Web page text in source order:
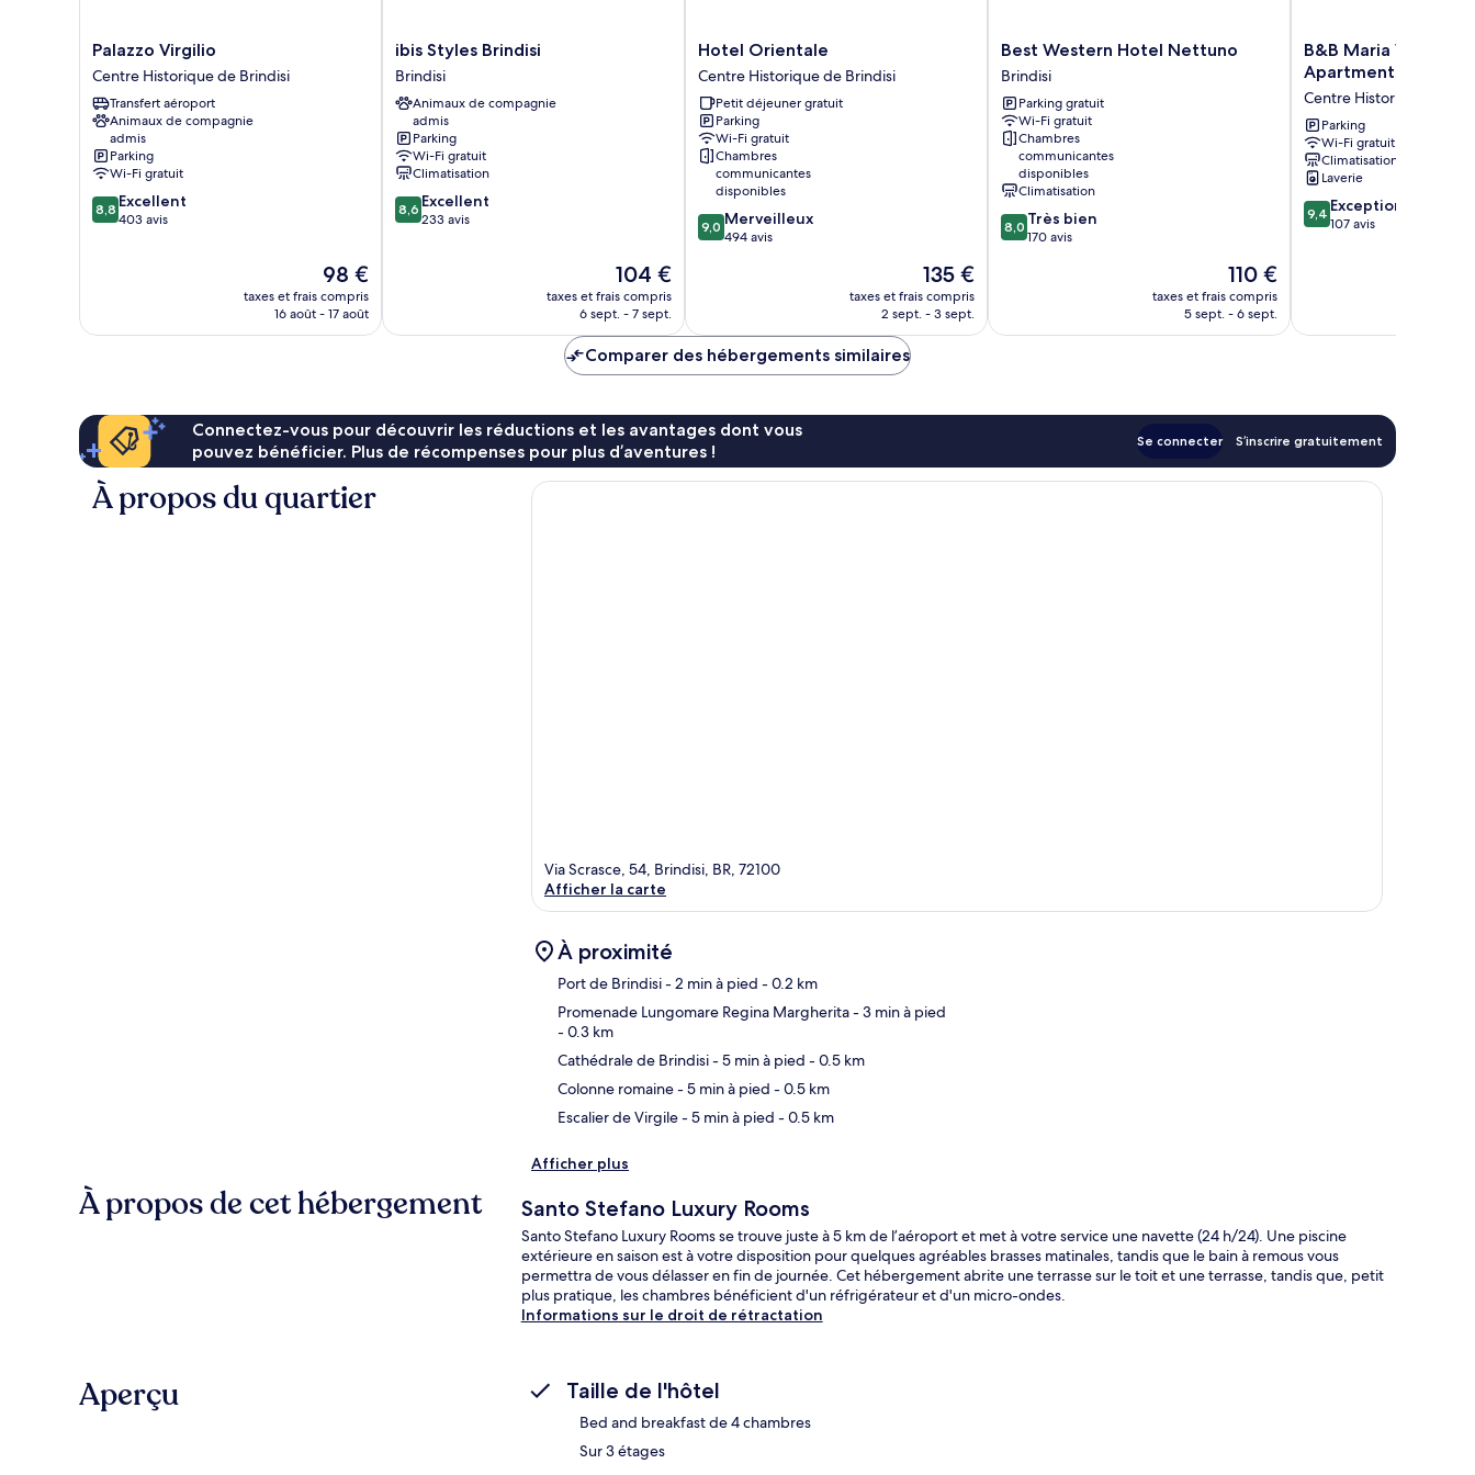
Palazzo
Virgilio
Centre
Historique
de
Brindisi
Palazzo Virgilio
Centre Historique de Brindisi
Transfert aéroport
Animaux de compagnie
admis
Parking
Wi-Fi gratuit
8.8
sur
8,8 Excellent
403 avis
Le
nouveau
prix
98 €
taxes et frais compris
16 août - 17 août
ibis
Styles
Brindisi
Brindisi
ibis Styles Brindisi
Brindisi
Animaux de compagnie
admis
Parking
Wi-Fi gratuit
Climatisation
8.6
sur
8,6 Excellent
233 avis
Le
nouveau
prix
de
104 €
104 €
taxes et frais compris
6 sept. - 7 sept.
Hotel
Orientale
Centre
Historique
de
Brindisi
Hotel Orientale
Centre Historique de Brindisi
Petit déjeuner gratuit
Parking
Wi-Fi gratuit
Chambres
communicantes
disponibles
9.0
sur
9,0 Merveilleux
494 avis
Le
nouveau
prix
135 €
taxes et frais compris
2 sept. - 3 sept.
Best
Western
Hotel
Nettuno
Brindisi
Best Western Hotel Nettuno
Brindisi
Parking gratuit
Wi-Fi gratuit
Chambres
communicantes
disponibles
Climatisation
8.0
sur
8,0 Très bien
170 avis
Le
nouveau
prix
110 €
taxes et frais compris
5 sept. - 6 sept.
B&B
Maria
Vittoria
and
Apartments
Centre
Historique
de
Brindisi
B&B Maria Vittoria
Apartments
Centre Historique de
Parking
Wi-Fi gratuit
Climatisation
Laverie
9.4
sur
9,4 Exceptionnel
107 avis
Comparer des hébergements similaires
Connectez-vous pour découvrir les réductions et les avantages dont vous
pouvez bénéficier. Plus de récompenses pour plus d’aventures !
Se connecter S’inscrire gratuitement
À propos du quartier
Via Scrasce, 54, Brindisi, BR, 72100
Afficher la carte
À proximité
Port de Brindisi- 2 min à pied - 0.2 km
Promenade Lungomare Regina Margherita- 3 min à pied
- 0.3 km
Cathédrale de Brindisi- 5 min à pied - 0.5 km
Colonne romaine- 5 min à pied - 0.5 km
Escalier de Virgile- 5 min à pied - 0.5 km
Afficher plus
À propos de cet hébergement Santo Stefano Luxury Rooms
Santo Stefano Luxury Rooms se trouve juste à 5 km de l’aéroport et met à votre service une navette (24 h/24). Une piscine
extérieure en saison est à votre disposition pour quelques agréables brasses matinales, tandis que le bain à remous vous
permettra de vous délasser en fin de journée. Cet hébergement abrite une terrasse sur le toit et une terrasse, tandis que, petit
plus pratique, les chambres bénéficient d'un réfrigérateur et d'un micro-ondes.
Informations sur le droit de rétractation
Aperçu Taille de l'hôtel
Bed and breakfast de 4 chambres
Sur 3 étages